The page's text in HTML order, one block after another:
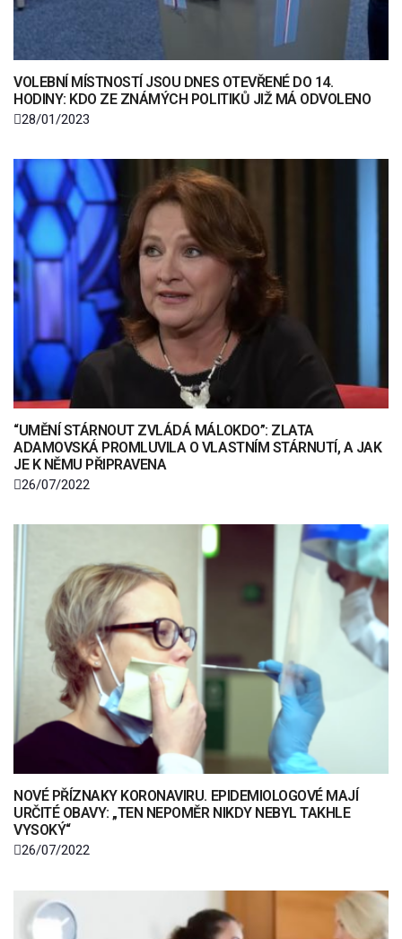
VOLEBNÍ MÍSTNOSTÍ JSOU DNES OTEVŘENÉ DO 14.
HODINY: KDO ZE ZNÁMÝCH POLITIKŮ JIŽ MÁ ODVOLENO
28/01/2023
“UMĚNÍ STÁRNOUT ZVLÁDÁ MÁLOKDO”: ZLATA
ADAMOVSKÁ PROMLUVILA O VLASTNÍM STÁRNUTÍ, A JAK
JE K NĚMU PŘIPRAVENA
26/07/2022
NOVÉ PŘÍZNAKY KORONAVIRU. EPIDEMIOLOGOVÉ MAJÍ
URČITÉ OBAVY: „TEN NEPOMĚR NIKDY NEBYL TAKHLE
VYSOKÝ“
26/07/2022